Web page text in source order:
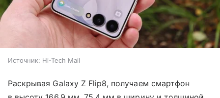
Источник: Hi-Tech Mail
Раскрывая Galaxy Z Flip8, получаем смартфон